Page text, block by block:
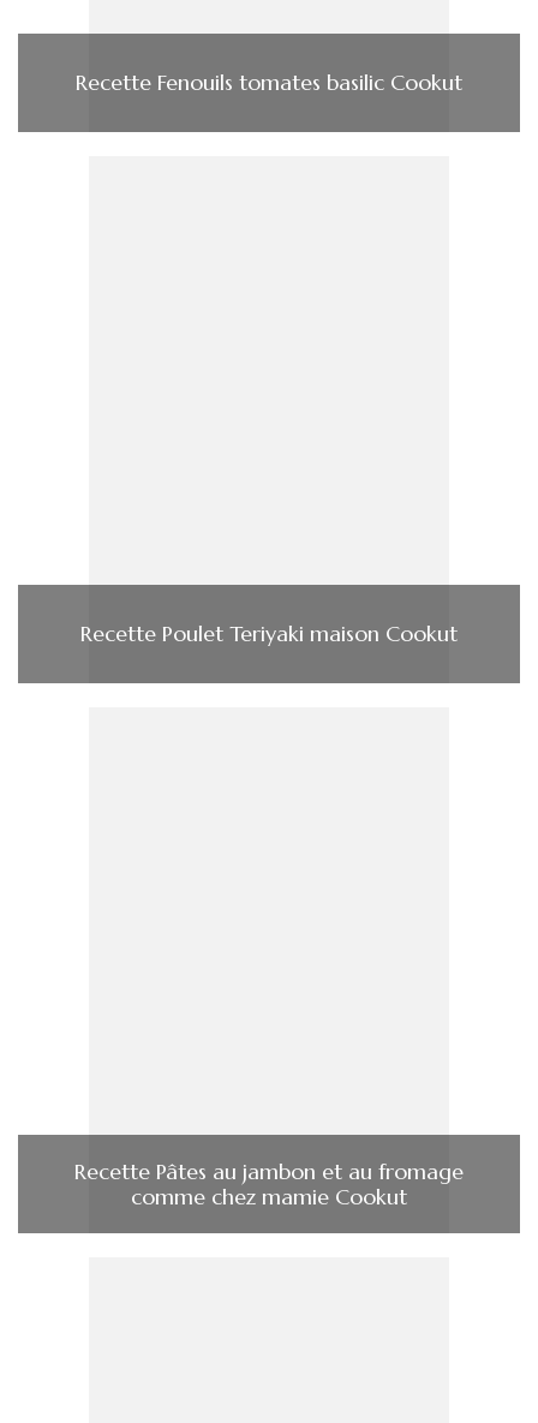
Recette Fenouils tomates basilic Cookut
Recette Poulet Teriyaki maison Cookut
Recette Pâtes au jambon et au fromage
comme chez mamie Cookut